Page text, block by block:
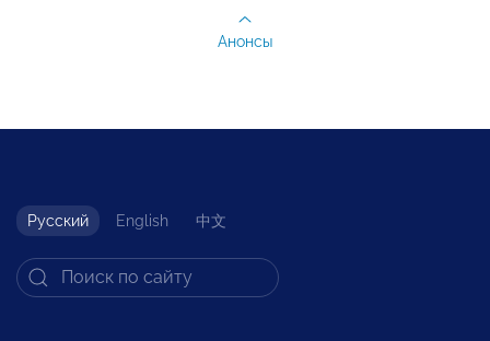
Анонсы
Русский English 中文